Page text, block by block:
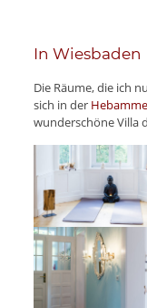
In Wiesbaden
Die Räume, die ich
sich in der
wunderschöne Villa